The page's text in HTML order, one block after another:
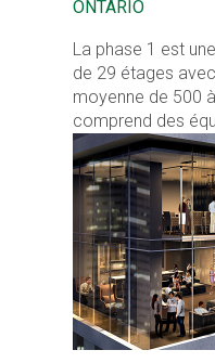
ONTARIO
La phase 1 est
de 29 étages
moyenne de 500
comprend des
phase 1. Les
avec une façade
panneaux de
fenêtres allant du